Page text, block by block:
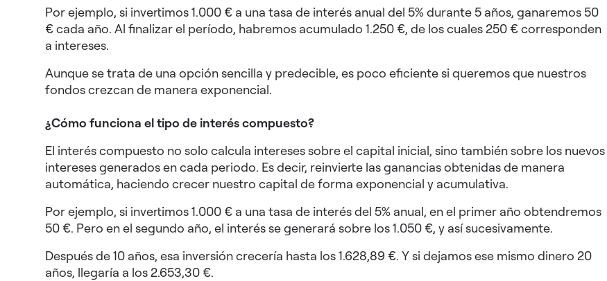
Por ejemplo, si invertimos 1.000 € a una tasa de interés anual del 5% durante 5 años, ganaremos 50
€ cada año. Al finalizar el período, habremos acumulado 1.250 €, de los cuales 250 € corresponden
a intereses.
Aunque se trata de una opción sencilla y predecible, es poco eficiente si queremos que nuestros
fondos crezcan de manera exponencial.
¿Cómo funciona el tipo de interés compuesto?
El interés compuesto no solo calcula intereses sobre el capital inicial, sino también sobre los nuevos
intereses generados en cada periodo. Es decir, reinvierte las ganancias obtenidas de manera
automática, haciendo crecer nuestro capital de forma exponencial y acumulativa.
Por ejemplo, si invertimos 1.000 € a una tasa de interés del 5% anual, en el primer año obtendremos
50 €. Pero en el segundo año, el interés se generará sobre los 1.050 €, y así sucesivamente.
Después de 10 años, esa inversión crecería hasta los 1.628,89 €. Y si dejamos ese mismo dinero 20
años, llegaría a los 2.653,30 €.